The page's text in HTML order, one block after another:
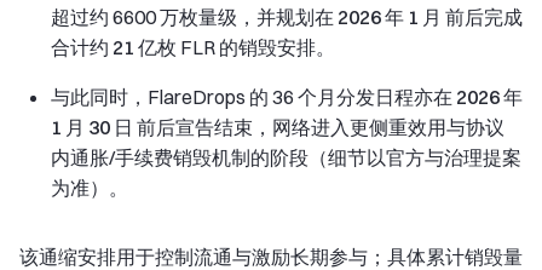
超过约 6600 万枚量级，并规划在 2026 年 1 月 前后完成
合计约 21 亿枚 FLR 的销毁安排。
与此同时，FlareDrops 的 36 个月分发日程亦在 2026 年
1 月 30 日 前后宣告结束，网络进入更侧重效用与协议
内通胀/手续费销毁机制的阶段（细节以官方与治理提案
为准）。
该通缩安排用于控制流通与激励长期参与；具体累计销毁量